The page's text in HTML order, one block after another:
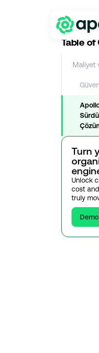
Table
Maliyet
Turn
Unlock
cost
truly